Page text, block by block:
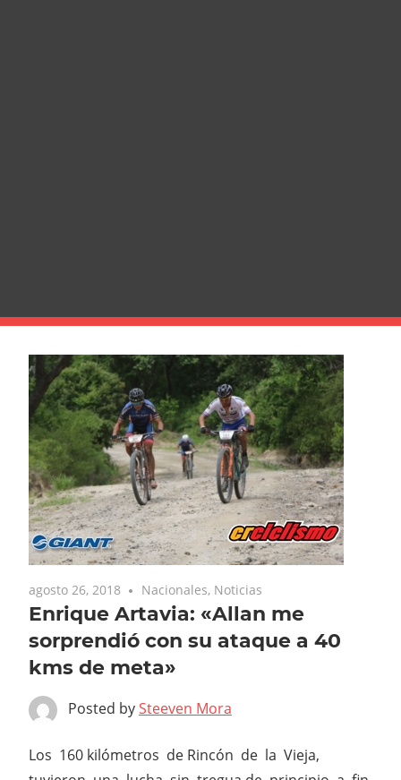
agosto 26, 2018 Nacionales, Noticias
Enrique Artavia: «Allan me
sorprendió con su ataque a 40
kms de meta»
Posted bySteeven Mora
Los 160 kilómetros de Rincón de la Vieja,